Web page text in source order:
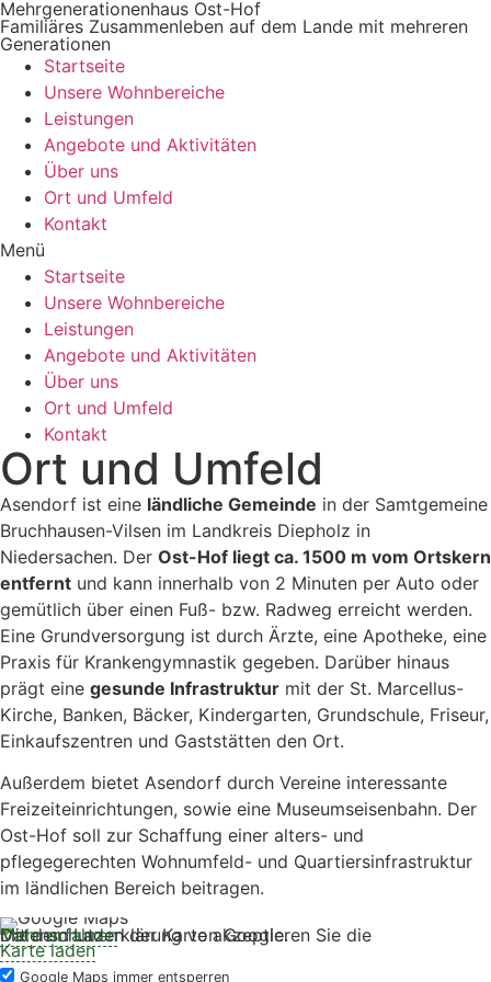
Zum
Inhalt
wechseln
Mehrgenerationenhaus Ost-Hof
Familiäres Zusammenleben auf dem Lande mit mehreren
Generationen
Startseite
Unsere Wohnbereiche
Leistungen
Angebote und Aktivitäten
Über uns
Ort und Umfeld
Kontakt
Menü
Startseite
Unsere Wohnbereiche
Leistungen
Angebote und Aktivitäten
Über uns
Ort und Umfeld
Kontakt
Ort und Umfeld
Asendorf ist eine ländliche Gemeinde in der Samtgemeine
Bruchhausen-Vilsen im Landkreis Diepholz in
Niedersachen. Der Ost-Hof liegt ca. 1500 m vom Ortskern
entfernt und kann innerhalb von 2 Minuten per Auto oder
gemütlich über einen Fuß- bzw. Radweg erreicht werden.
Eine Grundversorgung ist durch Ärzte, eine Apotheke, eine
Praxis für Krankengymnastik gegeben. Darüber hinaus
prägt eine gesunde Infrastruktur mit der St. Marcellus-
Kirche, Banken, Bäcker, Kindergarten, Grundschule, Friseur,
Einkaufszentren und Gaststätten den Ort.
Außerdem bietet Asendorf durch Vereine interessante
Freizeiteinrichtungen, sowie eine Museumseisenbahn. Der
Ost-Hof soll zur Schaffung einer alters- und
pflegegerechten Wohnumfeld- und Quartiersinfrastruktur
im ländlichen Bereich beitragen.
Mit dem Laden der Karte akzeptieren Sie die Datenschutzerklärung von Google.
Mehr erfahren
Karte laden
Google Maps immer entsperren